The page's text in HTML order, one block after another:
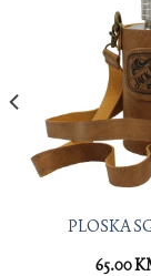
PLOSKA
65.00